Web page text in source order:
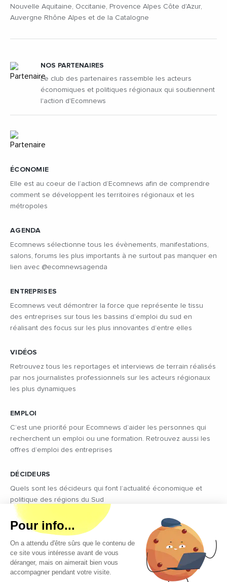
Nouvelle Aquitaine, Occitanie, Provence Alpes Côte d'Azur,
Auvergne Rhône Alpes et de la Catalogne
ÉCONOMIE
Elle est au coeur de l’action d’Ecomnews afin de comprendre
comment se développent les territoires régionaux et les
métropoles
AGENDA
Ecomnews sélectionne tous les évènements, manifestations,
salons, forums les plus importants à ne surtout pas manquer en
lien avec @ecomnewsagenda
ENTREPRISES
Ecomnews veut démontrer la force que représente le tissu
des entreprises sur tous les bassins d’emploi du sud en
réalisant des focus sur les plus innovantes d’entre elles
VIDÉOS
Retrouvez tous les reportages et interviews de terrain réalisés
par nos journalistes professionnels sur les acteurs régionaux
les plus dynamiques
EMPLOI
C’est une priorité pour Ecomnews d’aider les personnes qui
recherchent un emploi ou une formation. Retrouvez aussi les
offres d’emploi des entreprises
DÉCIDEURS
Quels sont les décideurs qui font l’actualité économique et
politique des régions du Sud
NOS PARTENAIRES
Le club des partenaires rassemble les acteurs
économiques et politiques régionaux qui soutiennent
l'action d'Ecomnews
Copyright © 2026 - Tous droits réservés